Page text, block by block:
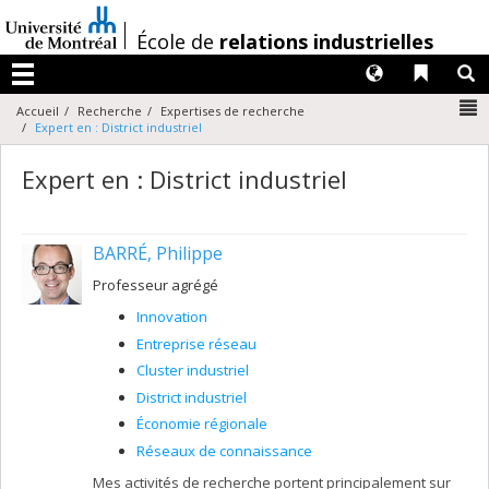
au
contenu
/École de relations industrielles
Menu
Liens
Langues
Accueil Recherche
Expertises de recherche
Expert en : District industriel
Expert en : District industriel
BARRÉ, Philippe
Professeur agrégé
Innovation
Entreprise réseau
Cluster industriel
District industriel
Économie régionale
Réseaux de connaissance
Mes activités de recherche portent principalement sur